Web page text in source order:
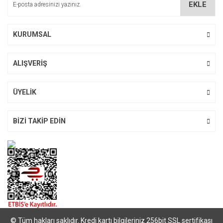
EKLE
KURUMSAL
ALIŞVERİŞ
ÜYELİK
BİZİ TAKİP EDİN
© Tüm hakları saklıdır. Kredi kartı bilgileriniz 256bit SSL sertifikası